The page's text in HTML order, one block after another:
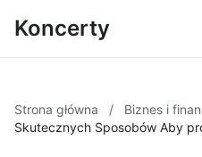
Koncerty
Strona główna / Biznes i
Skutecznych Sposobów Aby